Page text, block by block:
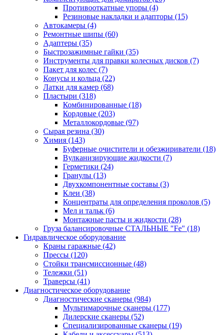
Противооткатные упоры (4)
Резиновые накладки и адапторы (15)
Автокамеры (4)
Ремонтные шипы (60)
Адаптеры (35)
Быстрозажимные гайки (35)
Инструменты для правки колесных дисков (7)
Пакет для колес (7)
Конусы и кольца (22)
Латки для камер (68)
Пластыри (318)
Комбинированные (18)
Кордовые (203)
Металлокордовые (97)
Сырая резина (30)
Химия (143)
Буферные очистители и обезжириватели (18)
Вулканизирующие жидкости (7)
Герметики (24)
Гранулы (13)
Двухкомпонентные составы (3)
Клеи (38)
Концентраты для определения проколов (5)
Мел и тальк (6)
Монтажные пасты и жидкости (28)
Груза балансировочные СТАЛЬНЫЕ "Fe" (18)
Гидравлическое оборудование
Краны гаражные (42)
Прессы (120)
Стойки трансмиссионные (48)
Тележки (51)
Траверсы (41)
Диагностическое оборудование
Диагностические сканеры (984)
Мультимарочные сканеры (177)
Дилерские сканеры (52)
Специализированные сканеры (19)